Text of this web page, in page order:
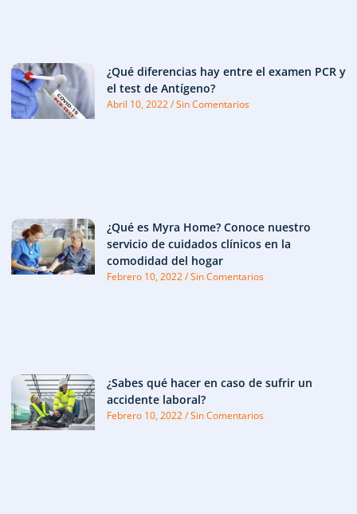
¿Qué diferencias hay entre el examen PCR y
el test de Antígeno?
Abril 10, 2022 Sin Comentarios
¿Qué es Myra Home? Conoce nuestro
servicio de cuidados clínicos en la
comodidad del hogar
Febrero 10, 2022 Sin Comentarios
¿Sabes qué hacer en caso de sufrir un
accidente laboral?
Febrero 10, 2022 Sin Comentarios